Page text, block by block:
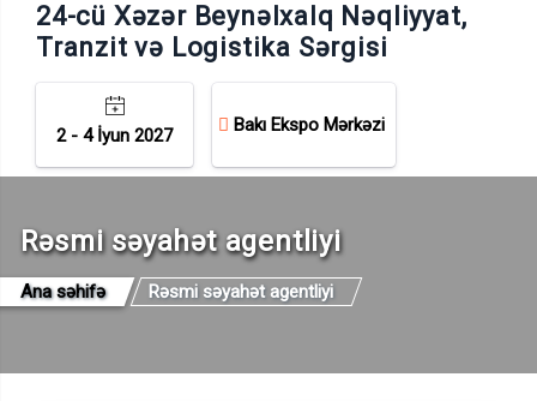
24-cü Xəzər Beynəlxalq Nəqliyyat,
Tranzit və Logistika Sərgisi
2 - 4 İyun 2027 Bakı Ekspo Mərkəzi
Rəsmi səyahət agentliyi
Ana səhifə Rəsmi səyahət agentliyi